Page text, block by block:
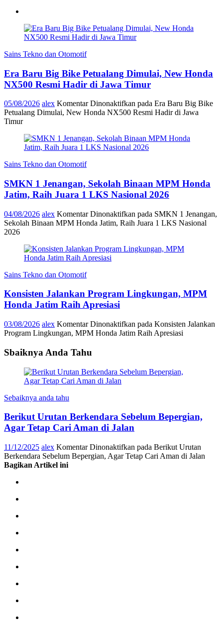
Sains Tekno dan Otomotif
Era Baru Big Bike Petualang Dimulai, New Honda
NX500 Resmi Hadir di Jawa Timur
05/08/2026 alex Komentar Dinonaktifkan pada Era Baru Big Bike
Petualang Dimulai, New Honda NX500 Resmi Hadir di Jawa
Timur
Sains Tekno dan Otomotif
SMKN 1 Jenangan, Sekolah Binaan MPM Honda
Jatim, Raih Juara 1 LKS Nasional 2026
04/08/2026 alex Komentar Dinonaktifkan pada SMKN 1 Jenangan,
Sekolah Binaan MPM Honda Jatim, Raih Juara 1 LKS Nasional
2026
Sains Tekno dan Otomotif
Konsisten Jalankan Program Lingkungan, MPM
Honda Jatim Raih Apresiasi
03/08/2026 alex Komentar Dinonaktifkan pada Konsisten Jalankan
Program Lingkungan, MPM Honda Jatim Raih Apresiasi
Sbaiknya Anda Tahu
Sebaiknya anda tahu
Berikut Urutan Berkendara Sebelum Bepergian,
Agar Tetap Cari Aman di Jalan
11/12/2025 alex Komentar Dinonaktifkan pada Berikut Urutan
Berkendara Sebelum Bepergian, Agar Tetap Cari Aman di Jalan
Bagikan Artikel ini